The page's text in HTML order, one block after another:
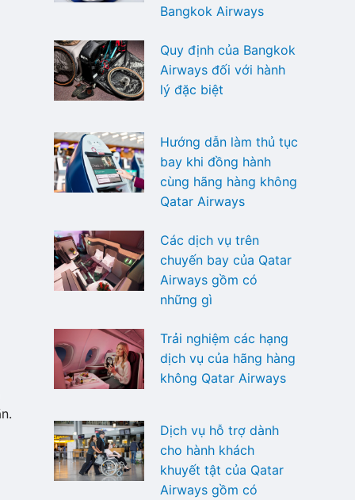
Bangkok Airways
Quy định của Bangkok
Airways đối với hành
lý đặc biệt
Hướng dẫn làm thủ tục
bay khi đồng hành
cùng hãng hàng không
Qatar Airways
Các dịch vụ trên
chuyến bay của Qatar
Airways gồm có
những gì
Trải nghiệm các hạng
dịch vụ của hãng hàng
không Qatar Airways
Dịch vụ hỗ trợ dành
cho hành khách
khuyết tật của Qatar
Airways gồm có